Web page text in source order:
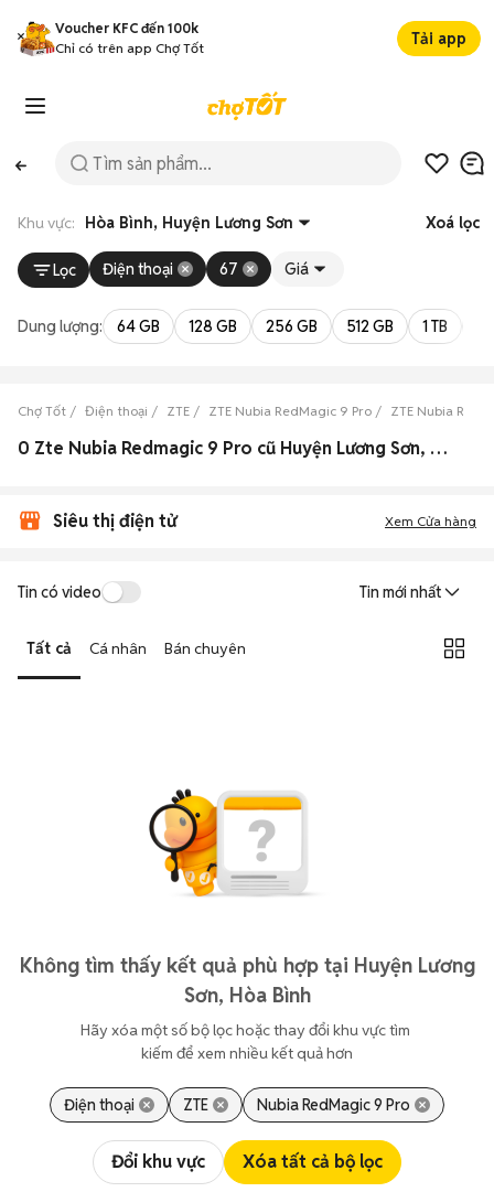
Voucher KFC đến 100k
Chỉ có trên app Chợ Tốt
Tải app
Khu vực: Hòa Bình, Huyện Lương Sơn Xoá lọc
Lọc Điện thoại 67 Giá
Dung lượng: 64 GB 128 GB 256 GB 512 GB 1 TB
Chợ Tốt Điện thoại ZTE ZTE Nubia RedMagic 9 Pro ZTE Nubia
0 Zte Nubia Redmagic 9 Pro cũ Huyện Lương Sơn, Hòa Bình đẹp
Siêu thị điện tử Xem Cửa hàng
Tin có video Tin mới nhất
Tất cả Cá nhân Bán chuyên
Không tìm thấy kết quả phù hợp tại Huyện Lương
Sơn, Hòa Bình
Hãy xóa một số bộ lọc hoặc thay đổi khu vực tìm
kiếm để xem nhiều kết quả hơn
Điện thoại ZTE Nubia RedMagic 9 Pro
Đổi khu vực Xóa tất cả bộ lọc